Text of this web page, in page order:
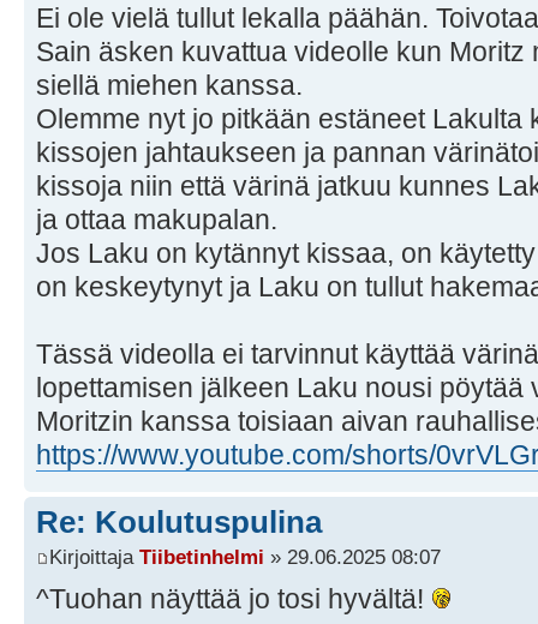
Ei ole vielä tullut lekalla päähän.
Sain äsken kuvattua videolle kun Moritz
siellä miehen kanssa.
Olemme nyt jo pitkään estäneet Lakulta
kissojen jahtaukseen ja pannan
kissoja niin että värinä jatkuu kunnes
ja ottaa makupalan.
Jos Laku on kytännyt kissaa, on
on keskeytynyt ja Laku on tullut
Tässä videolla ei tarvinnut käyttää
lopettamisen jälkeen Laku nousi pöytää
Moritzin kanssa toisiaan aivan
https://www.youtube.com/shorts/
Re: Koulutuspulina
Kirjoittaja Tiibetinhelmi » 29.06.2025 08:07
^Tuohan näyttää jo tosi hyvältä!